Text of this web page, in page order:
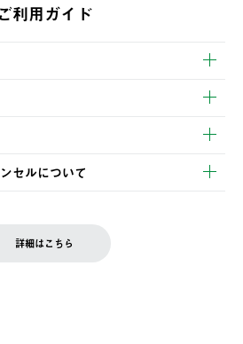
ご利用ガイド
支払いいただけます。
業日以内に商品を発送いたします。
んので、木曜日以降のご注文は週明け
ます。
送料は、お客様ご負担とさせていただ
セルについて
は、会員マイページ内 購入履歴画面に
詳細はこちら